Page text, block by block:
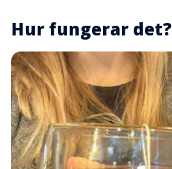
Hur fungerar det?